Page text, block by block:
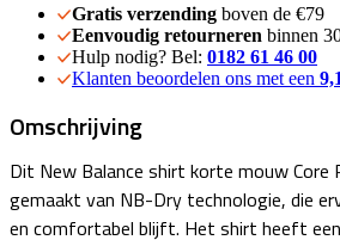
Gratis verzending boven de €79
Eenvoudig retourneren binnen
Hulp nodig? Bel: 0182 61 46 00
Klanten beoordelen ons met een 9,1
Omschrijving
Dit New Balance shirt korte mouw Core
gemaakt van NB-Dry technologie, die
en comfortabel blijft. Het shirt heeft